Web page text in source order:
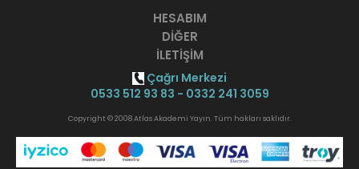
HESABIM
DİĞER
İLETİŞİM
Çağrı Merkezi
0533 512 93 83 - 0332 241 3059
Copyright © 2008 Atlas Akademi Yayın. Tüm hakları saklıdır.